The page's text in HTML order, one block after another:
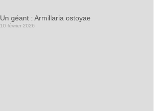
Un géant : Armillaria ostoyae
10 février 2026